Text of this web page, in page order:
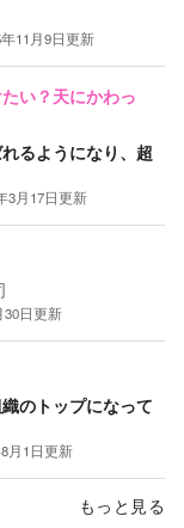
11月9日更新
い？天にかわっ
るようになり、超
3月17日更新
日更新
のトップになって
月1日更新
もっと見る